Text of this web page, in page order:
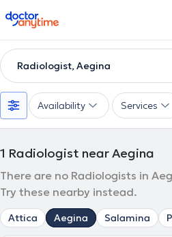
doctoranytime
Radiologist, Aegina
Availability Services
1 Radiologist near Aegina
There are no Radiologists in
Try these nearby instead.
Attica Aegina Salamina